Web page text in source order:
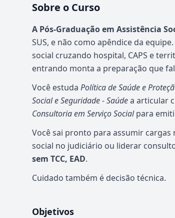
Sobre o Curso
Atualizado em abril de 2026
A Pós-Graduação em Assistência
SUS, e não como apêndice da
social cruzando hospital, CAPS e
entrando monta a preparação que
Você estuda Política de Saúde e
Social e Seguridade - Saúdea articular
Consultoria em Serviço Socialpara
Você sai pronto para assumir
social no judiciário ou liderar
sem TCC, EAD.
Cuidado também é decisão técnica.
Objetivos